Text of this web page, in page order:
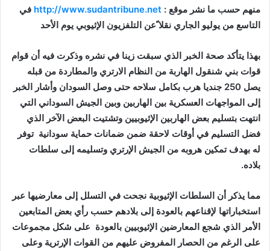
منهم حسب ما نشر موقع : http://www.sudantribune.net في
التاسع من يوليو الجاري نقلا ًعن التلفزيون الإثيوبي يوم الأحد
بهذا يتأكد صحة الخبر الذي سبقت زينا في نشره وذكرت فيه أن قوام
قوات بني شنقول الهاربة من النظام الارتري والمطاردة من قبله
يصل 250 جنديا هرب بكامل سلاحه
حتى وصل السودان وأشار الخبر
إلى المواجهات العسكرية بين الهاربين وبين الجيش السوداني التي
انتهت بتسليم بعض الهاربين الإثيوبيين وتشتيت البعض الآخر الذي
فضل التسليم في أوقات لاحقة ضمن ضمانات حماية سودانية توفر
له بهدف تمكين هروبه من الجيش الإرتري وتسليمه إلى سلطات
بلاده.
مما يذكر أن السلطات الإثيوبية نجحت في التسلل إلى معارضيها عبر
استخباراتها لإقناعهم بالعودة إلى بلادهم حسب رأي بعض المتابعين
الأمر الذي شجع المعارضين الإثيوبيين بالعودة على شكل مجموعات
على الرغم من الحصار المفروض عليهم من القوات الإرترية وعلى